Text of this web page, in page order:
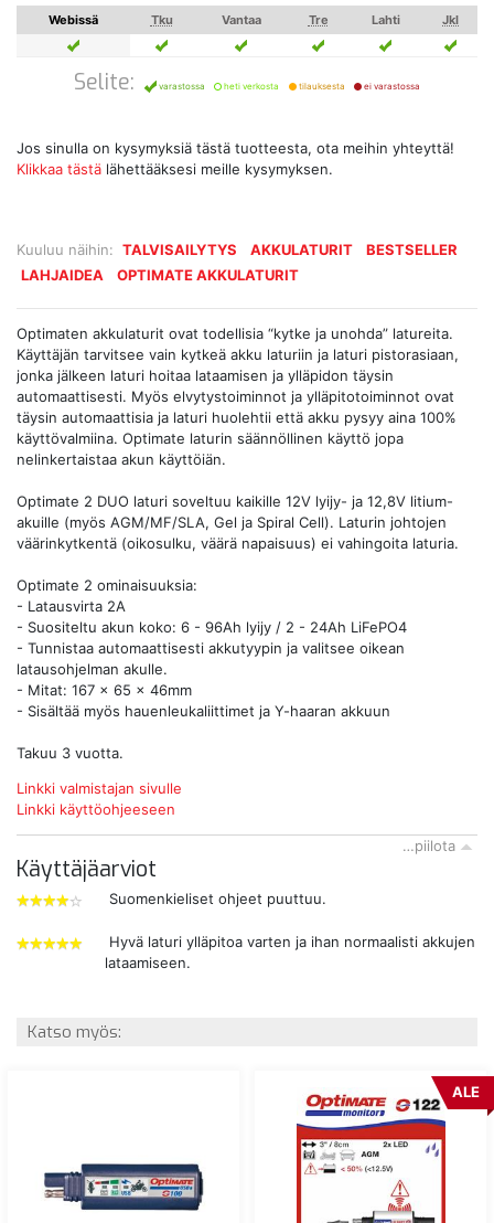
Kuuluu näihin: TALVISAILYTYS AKKULATURIT
BESTSELLER
LAHJAIDEA
OPTIMATE AKKULATURIT
Webissä Tku Vantaa Tre Lahti Jkl
Selite: varastossa heti verkosta tilauksesta ei varastossa
Jos sinulla on kysymyksiä tästä tuotteesta, ota meihin yhteyttä!
Klikkaa tästä lähettääksesi meille kysymyksen.
Optimaten akkulaturit ovat todellisia “kytke ja unohda” latureita.
Käyttäjän tarvitsee vain kytkeä akku laturiin ja laturi pistorasiaan,
jonka jälkeen laturi hoitaa lataamisen ja ylläpidon täysin
automaattisesti. Myös elvytystoiminnot ja ylläpitotoiminnot ovat
täysin automaattisia ja laturi huolehtii että akku pysyy aina 100%
käyttövalmiina. Optimate laturin säännöllinen käyttö jopa
nelinkertaistaa akun käyttöiän.
Optimate 2 DUO laturi soveltuu kaikille 12V lyijy- ja 12,8V litium-
akuille (myös AGM/MF/SLA, Gel ja Spiral Cell). Laturin johtojen
väärinkytkentä (oikosulku, väärä napaisuus) ei vahingoita laturia.
Optimate 2 ominaisuuksia:
- Latausvirta 2A
- Suositeltu akun koko: 6 - 96Ah lyijy / 2 - 24Ah LiFePO4
- Tunnistaa automaattisesti akkutyypin ja valitsee oikean
latausohjelman akulle.
- Mitat: 167 x 65 x 46mm
- Sisältää myös hauenleukaliittimet ja Y-haaran akkuun
Takuu 3 vuotta.
Linkki valmistajan sivulle
Linkki käyttöohjeeseen
…piilota
Käyttäjäarviot
tähdet
Suomenkieliset ohjeet puuttuu.
Hyvä laturi ylläpitoa varten ja ihan normaalisti akkujen
lataamiseen.
Katso myös:
ALE